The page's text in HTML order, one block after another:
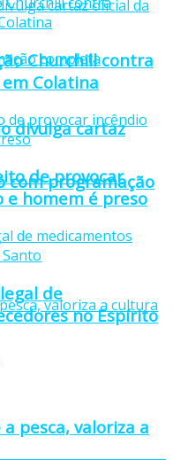
divulga cartaz
com programação
pesca, valoriza a
Churchill contra
Colatina
de provocar
e homem é preso
de
no Espírito